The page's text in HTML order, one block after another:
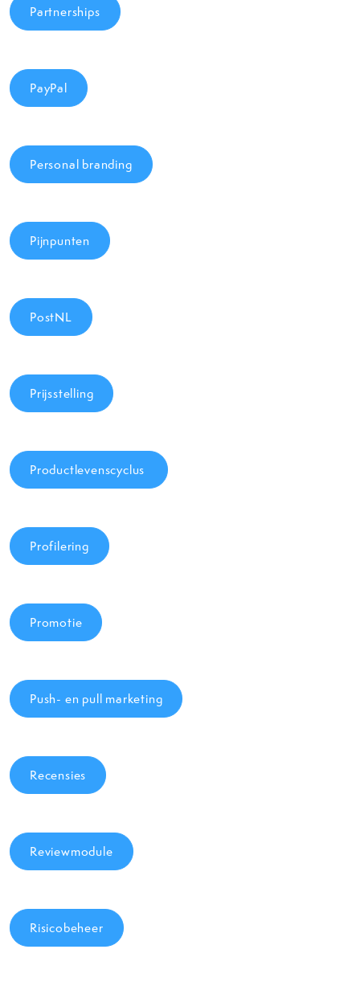
Partnerships
PayPal
Personal branding
Pijnpunten
PostNL
Prijsstelling
Productlevenscyclus
Profilering
Promotie
Push- en pull marketing
Recensies
Reviewmodule
Risicobeheer